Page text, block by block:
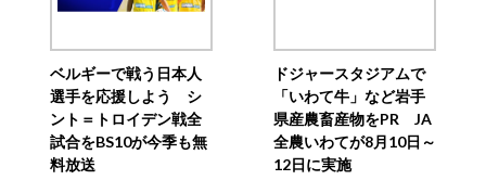
ベルギーで戦う日本人
選手を応援しよう シ
ント＝トロイデン戦全
試合をBS10が今季も無
料放送
ドジャースタジアムで
「いわて牛」など岩手
県産農畜産物をPR JA
全農いわてが8月10日～
12日に実施